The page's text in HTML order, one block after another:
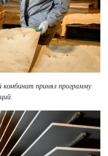
комбинат принял программу